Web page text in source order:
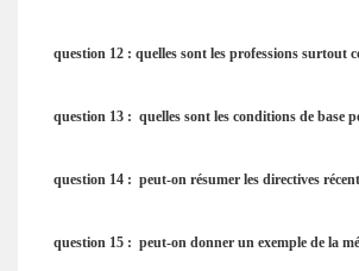
question 12 : quelles sont les professions surtout
question 13 : quelles sont les conditions de base
question 14 : peut-on résumer les directives
question 15 : peut-on donner un exemple de la